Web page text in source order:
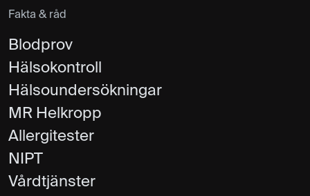
Fakta & råd
Blodprov
Hälsokontroll
Hälsoundersökningar
MR Helkropp
Allergitester
NIPT
Vårdtjänster